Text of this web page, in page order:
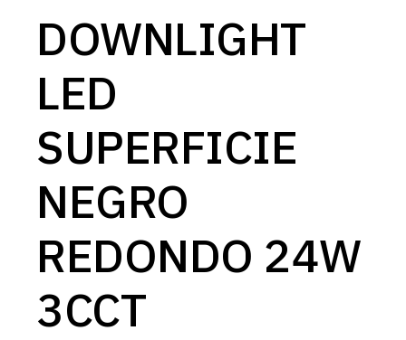
DOWNLIGHT
LED
SUPERFICIE
NEGRO
REDONDO 24W
3CCT